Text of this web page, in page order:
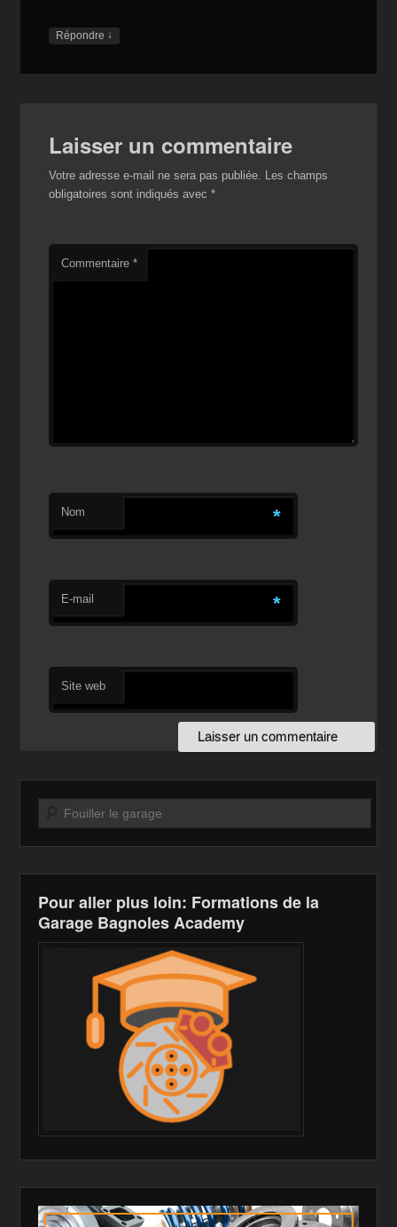
Répondre ↓
Laisser un commentaire
Votre adresse e-mail ne sera pas publiée.
Les champs
obligatoires sont indiqués avec*
Commentaire*
Nom *
E-mail *
Site web
Recherche
Pour aller plus loin: Formations de la
Garage Bagnoles Academy